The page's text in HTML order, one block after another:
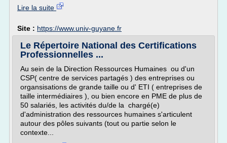
Lire la suite
Site : https://www.univ-guyane.fr
Le Répertoire National des Certifications
Professionnelles ...
Au sein de la Direction Ressources Humaines ou d'un
CSP( centre de services partagés ) des entreprises ou
organsisations de grande taille ou d' ETI ( entreprises de
taille intermédiaires ), ou bien encore en PME de plus de
50 salariés, les activités du/de la chargé(e)
d'administration des ressources humaines s'articulent
autour des pôles suivants (tout ou partie selon le
contexte...